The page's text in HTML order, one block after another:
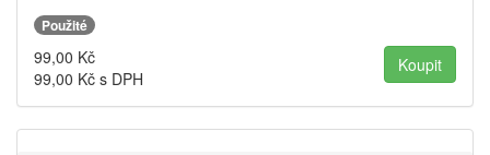
Použité
99,00 Kč
99,00 Kč s DPH